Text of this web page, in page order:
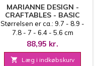
MARIANNE DESIGN -
CRAFTABLES - BASIC
CIRCLES - CR1717
Størrelsen er ca.: 9.7 - 8.9 -
7.8 - 7 - 6.4 - 5.6 cm
88,95 kr.
 Læg i indkøbskurv